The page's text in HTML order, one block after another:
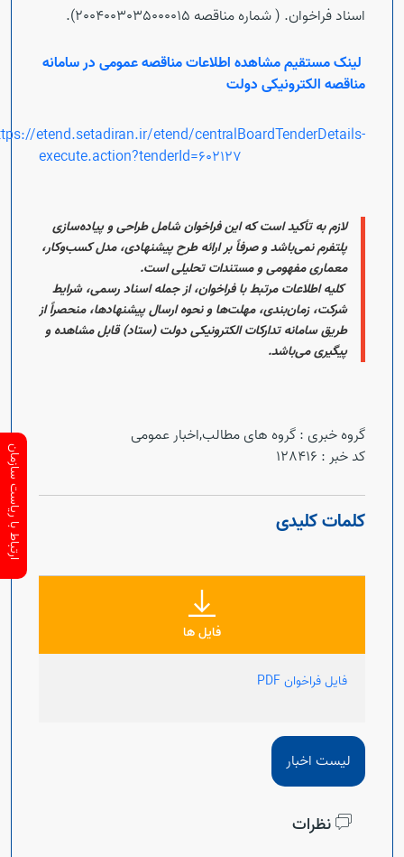
اسناد فراخوان. ( شماره مناقصه 2004003035000015).
لینک مستقیم مشاهده اطلاعات مناقصه عمومی در سامانه
مناقصه الکترونیکی دولت
etend.setadiran.ir/etend/centralBoardTenderDetails-
execute.action?tenderId=602127
لازم به تأکید است که این فراخوانشامل طراحی و پیاده‌سازی
پلتفرم نمی‌باشدو صرفاً برارائه طرح پیشنهادی، مدل کسب‌وکار،
معماری مفهومی و مستندات تحلیلیاست.
کلیه اطلاعات مرتبط با فراخوان، از جملهاسناد رسمی، شرایط
شرکت، زمان‌بندی، مهلت‌ها و نحوه ارسال پیشنهادها،منحصراً از
طریق سامانه تدارکات الکترونیکی دولت (ستاد)قابل مشاهده و
پیگیری می‌باشد.
گروه خبری :گروه های مطالب,اخبار عمومی
کد خبر : 128416
کلمات کلیدی
فایل ها
فایل فراخوان PDF
لیست اخبار
نظرات
ارتباط با ریاست سازمان